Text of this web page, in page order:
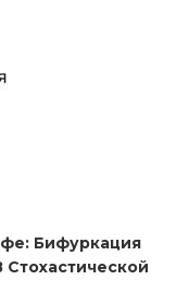
Бифуркация